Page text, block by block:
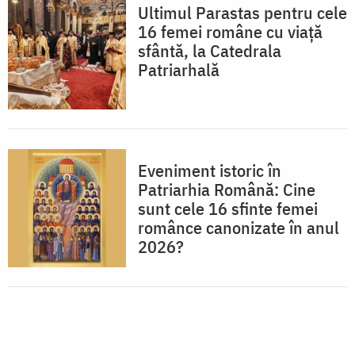
Ultimul Parastas pentru cele
16 femei române cu viață
sfântă, la Catedrala
Patriarhală
Eveniment istoric în
Patriarhia Română: Cine
sunt cele 16 sfinte femei
românce canonizate în anul
2026?